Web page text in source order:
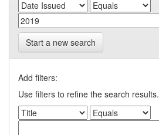
Start a new search
Add filters:
Use filters to refine the search results.